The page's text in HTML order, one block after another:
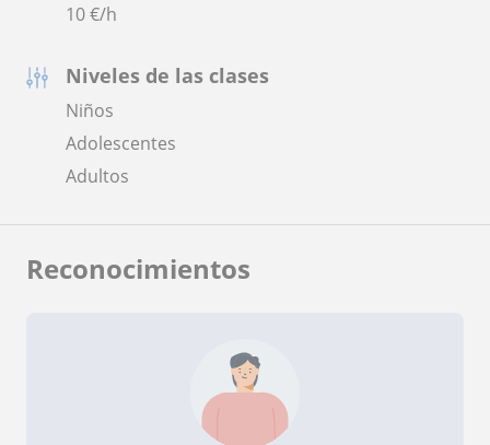
10€/h
Niveles de las clases
Niños
Adolescentes
Adultos
Reconocimientos